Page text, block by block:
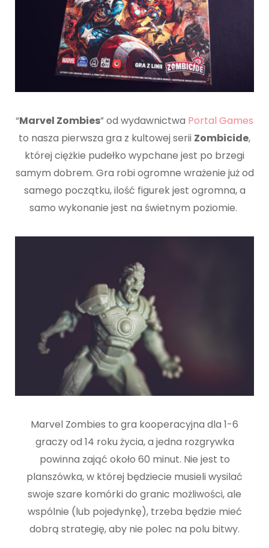
“Marvel Zombies” od wydawnictwa Portal Games
to nasza pierwsza gra z kultowej serii Zombicide,
której ciężkie pudełko wypchane jest po brzegi
samym dobrem. Gra robi ogromne wrażenie już od
samego początku, ilość figurek jest ogromna, a
samo wykonanie jest na świetnym poziomie.
Marvel Zombies to gra kooperacyjna dla 1-6
graczy od 14 roku życia, a jedna rozgrywka
powinna zająć około 60 minut. Nie jest to
planszówka, w której będziecie musieli wysilać
swoje szare komórki do granic możliwości, ale
wspólnie (lub pojedynkę), trzeba będzie mieć
dobrą strategię, aby nie polec na polu bitwy.